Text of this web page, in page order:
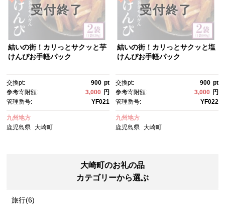
受付終了
結いの街！カリっとサクッと芋
けんぴお手軽パック
交換pt: 900 pt
参考寄附額:
3,000 円
管理番号:
YF021
九州地方
鹿児島県
大崎町
受付終了
結いの街！カリっとサクッと塩
けんぴお手軽パック
交換pt: 900 pt
参考寄附額:
3,000 円
管理番号:
YF022
九州地方
鹿児島県 大崎町
大崎町のお礼の品
カテゴリーから選ぶ
旅行(6)